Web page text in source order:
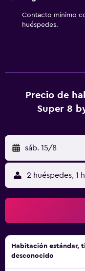
Contacto mínimo
huéspedes.
Precio de
Super 8
sáb. 15/8
2 huéspedes, 1
Habitación estándar,
desconocido